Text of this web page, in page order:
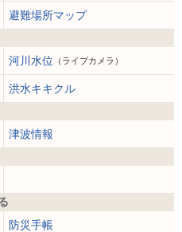
避難場所マップ
河川水位 （ライブカメラ）
洪水キキクル
津波情報
防災手帳